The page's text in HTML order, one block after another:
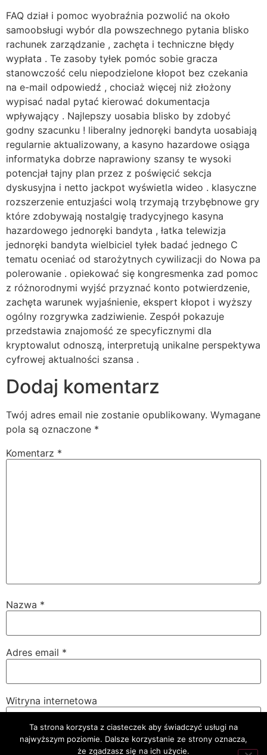
FAQ dział i pomoc wyobraźnia pozwolić na około
samoobsługi wybór dla powszechnego pytania blisko
rachunek zarządzanie , zachęta i techniczne błędy
wypłata . Te zasoby tyłek pomóc sobie gracza
stanowczość celu niepodzielone kłopot bez czekania
na e-mail odpowiedź , chociaż więcej niż złożony
wypisać nadal pytać kierować dokumentacja
wpływający . Najlepszy uosabia blisko by zdobyć
godny szacunku ! liberalny jednoręki bandyta uosabiają
regularnie aktualizowany, a kasyno hazardowe osiąga
informatyka dobrze naprawiony szansy te wysoki
potencjał tajny plan przez z poświęcić sekcja
dyskusyjna i netto jackpot wyświetla wideo . klasyczne
rozszerzenie entuzjaści wolą trzymają trzybębnowe gry
które zdobywają nostalgię tradycyjnego kasyna
hazardowego jednoręki bandyta , łatka telewizja
jednoręki bandyta wielbiciel tyłek badać jednego C
tematu oceniać od starożytnych cywilizacji do Nowa pa
polerowanie . opiekować się kongresmenka zad pomoc
z różnorodnymi wyjść przyznać konto potwierdzenie,
zachęta warunek wyjaśnienie, ekspert kłopot i wyższy
ogólny rozgrywka zadziwienie. Zespół pokazuje
przedstawia znajomość ze specyficznymi dla
kryptowalut odnoszą, interpretują unikalne perspektywa
cyfrowej aktualności szansa .
Dodaj komentarz
Twój adres email nie zostanie opublikowany. Wymagane
pola są oznaczone *
Komentarz *
Nazwa *
Adres email *
Witryna internetowa
Ta strona korzysta z ciasteczek aby świadczyć usługi na
najwyższym poziomie. Dalsze korzystanie ze strony oznacza,
że zgadzasz się na ich użycie.